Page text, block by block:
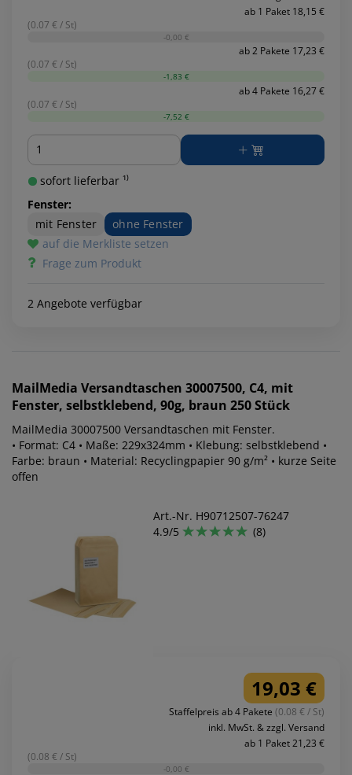
ab 1 Paket 18,15 €
(0.07 € / St)
-0,00 €
ab 2 Pakete 17,23 €
(0.07 € / St)
-1,83 €
ab 4 Pakete 16,27 €
(0.07 € / St)
-7,52 €
Menge
sofort lieferbar ¹⁾
Fenster:
mit Fenster
ohne Fenster
auf die Merkliste setzen
Frage zum Produkt
2 Angebote verfügbar
MailMedia Versandtaschen 30007500, C4, mit
Fenster, selbstklebend, 90g, braun 250 Stück
MailMedia 30007500 Versandtaschen mit Fenster.
• Format: C4 • Maße: 229x324mm • Klebung: selbstklebend •
Farbe: braun • Material: Recyclingpapier 90 g/m² • kurze Seite
offen
Art.-Nr. H90712507-76247
4.9/5
(8)
19,03 €
Staffelpreis ab 4 Pakete (0.08 € / St)
inkl. MwSt. & zzgl. Versand
ab 1 Paket 21,23 €
(0.08 € / St)
-0,00 €